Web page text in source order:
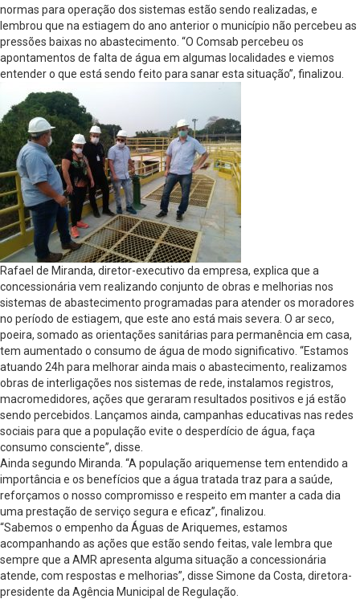
normas para operação dos sistemas estão sendo realizadas, e
lembrou que na estiagem do ano anterior o município não percebeu as
pressões baixas no abastecimento. “O Comsab percebeu os
apontamentos de falta de água em algumas localidades e viemos
entender o que está sendo feito para sanar esta situação”, finalizou.
Rafael de Miranda, diretor-executivo da empresa, explica que a
concessionária vem realizando conjunto de obras e melhorias nos
sistemas de abastecimento programadas para atender os moradores
no período de estiagem, que este ano está mais severa. O ar seco,
poeira, somado as orientações sanitárias para permanência em casa,
tem aumentado o consumo de água de modo significativo. “Estamos
atuando 24h para melhorar ainda mais o abastecimento, realizamos
obras de interligações nos sistemas de rede, instalamos registros,
macromedidores, ações que geraram resultados positivos e já estão
sendo percebidos. Lançamos ainda, campanhas educativas nas redes
sociais para que a população evite o desperdício de água, faça
consumo consciente”, disse.
Ainda segundo Miranda. “A população ariquemense tem entendido a
importância e os benefícios que a água tratada traz para a saúde,
reforçamos o nosso compromisso e respeito em manter a cada dia
uma prestação de serviço segura e eficaz”, finalizou.
“Sabemos o empenho da Águas de Ariquemes, estamos
acompanhando as ações que estão sendo feitas, vale lembra que
sempre que a AMR apresenta alguma situação a concessionária
atende, com respostas e melhorias”, disse Simone da Costa, diretora-
presidente da Agência Municipal de Regulação.